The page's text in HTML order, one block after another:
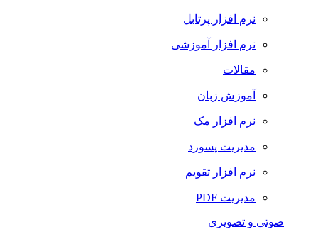
نرم افزار پرتابل
نرم افزار آموزشی
مقالات
آموزش زبان
نرم افزار مک
مدیریت پسورد
نرم افزار تقویم
مدیریت PDF
صوتی و تصویری